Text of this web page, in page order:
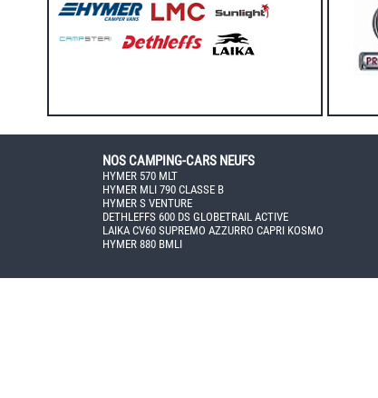
NOS CAMPING-CARS NEUFS
HYMER 570 MLT
HYMER MLI 790 CLASSE B
HYMER S VENTURE
DETHLEFFS 600 DS GLOBETRAIL ACTIVE
LAIKA CV60 SUPREMO AZZURRO CAPRI KOSMO
HYMER 880 BMLI